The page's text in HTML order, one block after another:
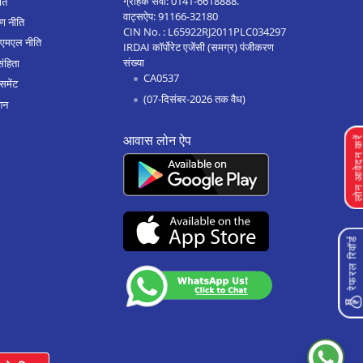
कटनी मे होम लोन
अलोट मे होम लोन
रेवा मे होम लोन
आगर मालवा मे होम लोन
उज्जैन मे होम लोन
सीहोर मे होम लोन
सागर मे होम लोन
पीथमपुर मे होम लोन
लोन
रेफरल रिवॉर्ड
नीति
नीति
वाट्सऐप:91166-32180
CIN No. : L65922RJ2011PLC034297
IRDAI कॉर्पोरेट एजेंसी (समग्र) पंजीकरण
संख्या
CA0537
(07-दिसंबर-2026 तक वैध)
आवास लोन ऐप